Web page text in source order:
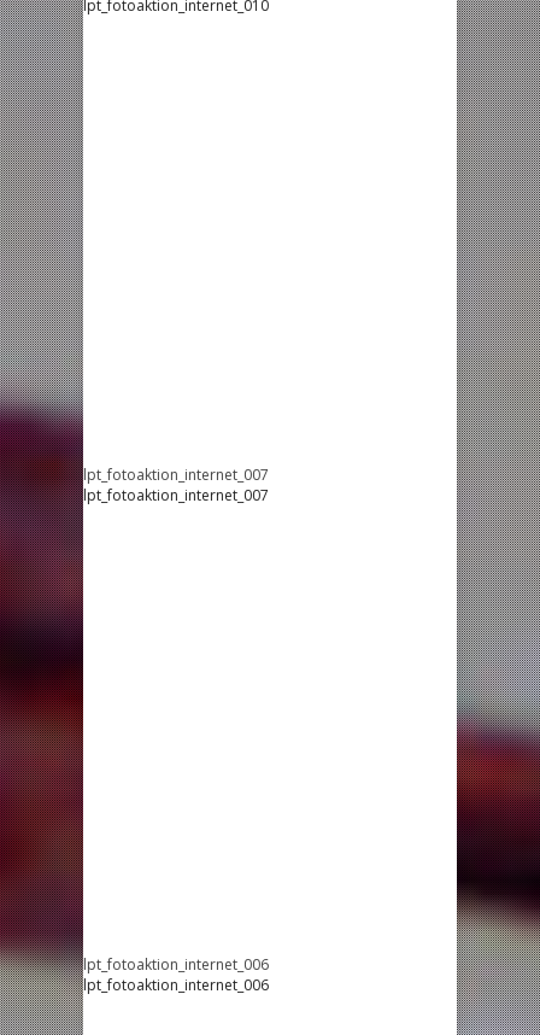
lpt_fotoaktion_internet_010
lpt_fotoaktion_internet_007
lpt_fotoaktion_internet_007
lpt_fotoaktion_internet_006
lpt_fotoaktion_internet_006